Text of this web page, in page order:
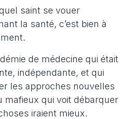
saint se vouer
la santé, c’est bien à
de médecine qui était
indépendante, et qui
les approches nouvelles
mafieux qui voit débarquer
iraient mieux.